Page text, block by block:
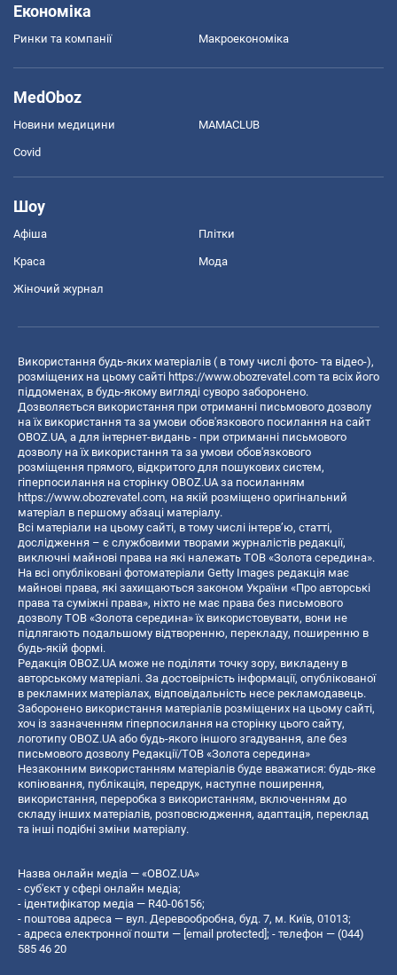
Економіка
Ринки та компанії Макроекономіка
MedOboz
Новини медицини MAMACLUB
Covid
Шоу
Афіша Плітки
Краса Мода
Жіночий журнал
Використання будь-яких матеріалів ( в тому числі фото- та відео-),
розміщених на цьому сайті https://www.obozrevatel.com та всіх його
піддоменах, в будь-якому вигляді суворо заборонено.
Дозволяється використання при отриманні письмового дозволу
на їх використання та за умови обов'язкового посилання на сайт
OBOZ.UA, а для інтернет-видань - при отриманні письмового
дозволу на їх використання та за умови обов'язкового
розміщення прямого, відкритого для пошукових систем,
гіперпосилання на сторінку OBOZ.UA за посиланням
https://www.obozrevatel.com, на якій розміщено оригінальний
матеріал в першому абзаці матеріалу.
Всі матеріали на цьому сайті, в тому числі інтерв’ю, статті,
дослідження – є службовими творами журналістів редакції,
виключні майнові права на які належать ТОВ «Золота середина».
На всі опубліковані фотоматеріали Getty Images редакція має
майнові права, які захищаються законом України «Про авторські
права та суміжні права», ніхто не має права без письмового
дозволу ТОВ «Золота середина» їх використовувати, вони не
підлягають подальшому відтворенню, перекладу, поширенню в
будь-якій формі.
Редакція OBOZ.UA може не поділяти точку зору, викладену в
авторському матеріалі. За достовірність інформації, опублікованої
в рекламних матеріалах, відповідальність несе рекламодавець.
Заборонено використання матеріалів розміщених на цьому сайті,
хоч із зазначенням гіперпосилання на сторінку цього сайту,
логотипу OBOZ.UA або будь-якого іншого згадування, але без
письмового дозволу Редакції/ТОВ «Золота середина»
Незаконним використанням матеріалів буде вважатися: будь-яке
копiювання, публiкацiя, передрук, наступне поширення,
використання, переробка з використанням, включенням до
складу інших матеріалів, розповсюдження, адаптація, переклад
та інші подібні зміни матеріалу.
Назва онлайн медіа — «OBOZ.UA»
- суб'єкт у сфері онлайн медіа;
- ідентифікатор медіа — R40-06156;
- поштова адреса — вул. Деревообробна, буд. 7, м. Київ, 01013;
- адреса електронної пошти — [email protected]; - телефон — (044)
585 46 20